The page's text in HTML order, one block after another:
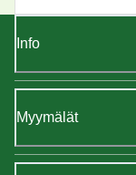
Info
Myymälät